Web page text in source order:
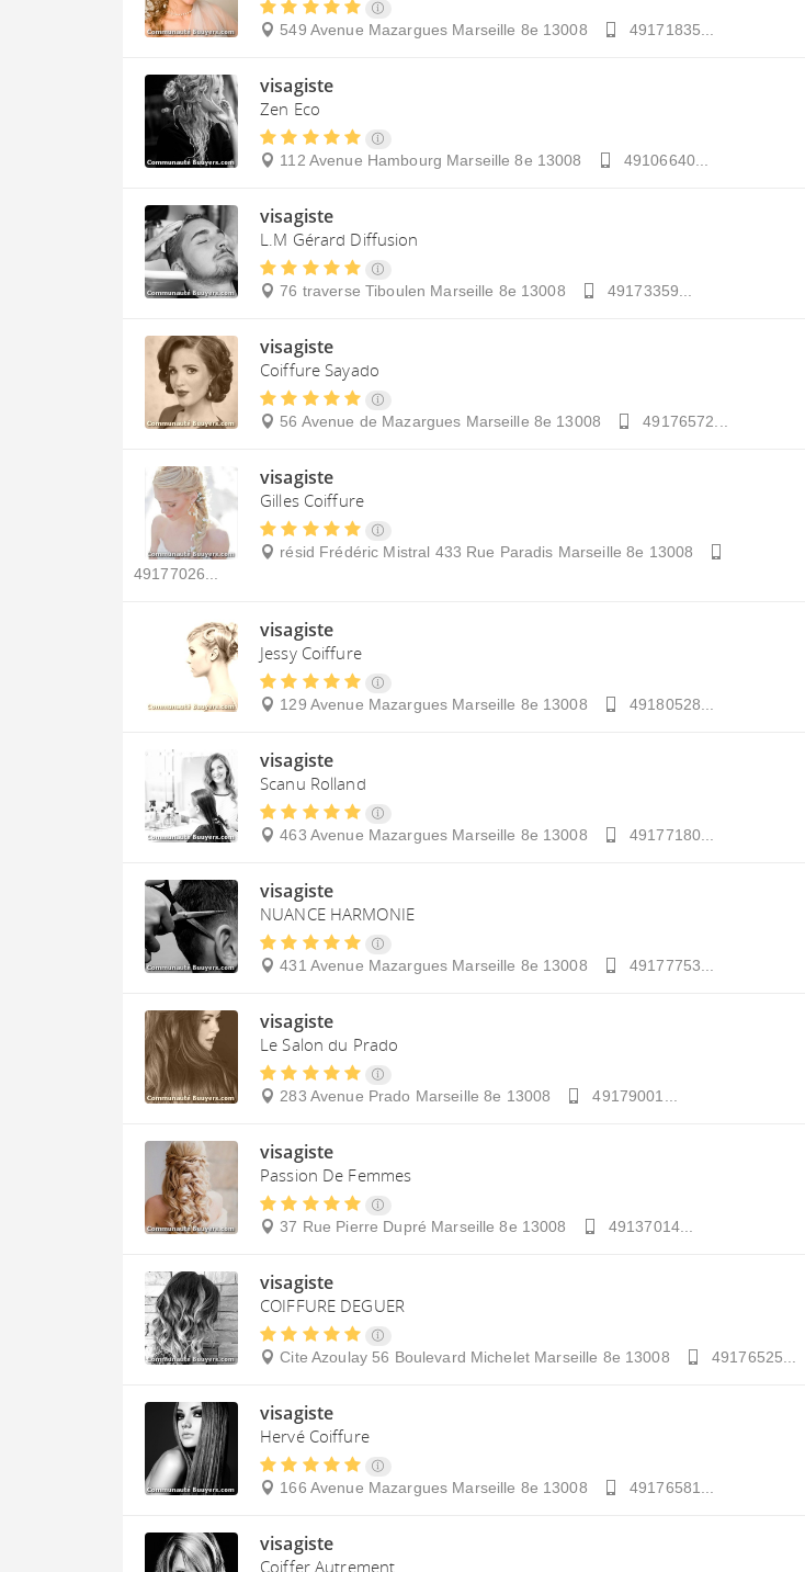
549 Avenue Mazargues Marseille 8e 13008 49171835...
visagiste
Zen Eco
112 Avenue Hambourg Marseille 8e 13008 49106640...
visagiste
L.M Gérard Diffusion
76 traverse Tiboulen Marseille 8e 13008 49173359...
visagiste
Coiffure Sayado
56 Avenue de Mazargues Marseille 8e 13008 49176572...
visagiste
Gilles Coiffure
résid Frédéric Mistral 433 Rue Paradis Marseille 8e 13008
49177026...
visagiste
Jessy Coiffure
129 Avenue Mazargues Marseille 8e 13008 49180528...
visagiste
Scanu Rolland
463 Avenue Mazargues Marseille 8e 13008 49177180...
visagiste
NUANCE HARMONIE
431 Avenue Mazargues Marseille 8e 13008 49177753...
visagiste
Le Salon du Prado
283 Avenue Prado Marseille 8e 13008 49179001...
visagiste
Passion De Femmes
37 Rue Pierre Dupré Marseille 8e 13008 49137014...
visagiste
COIFFURE DEGUER
Cite Azoulay 56 Boulevard Michelet Marseille 8e 13008 49176525...
visagiste
Hervé Coiffure
166 Avenue Mazargues Marseille 8e 13008 49176581...
visagiste
Coiffer Autrement